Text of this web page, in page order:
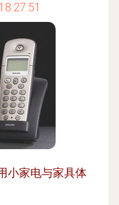
小家电与家具体